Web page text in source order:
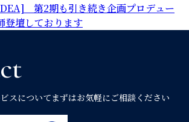
第2期も引き続き企画プロデュー
登壇しております
スについてまずはお気軽にご相談ください